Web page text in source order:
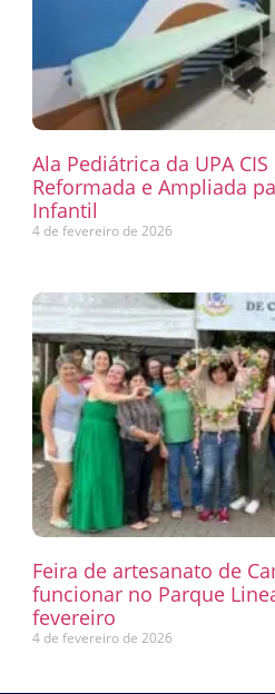
Ala Pediátrica da UPA
Reformada e Ampliada
Infantil
4 de fevereiro de 2026
Feira de artesanato de
funcionar no Parque
fevereiro
4 de fevereiro de 2026